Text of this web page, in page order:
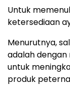
Untuk
ketersediaan
Menurutnya,
adalah
untuk
produk